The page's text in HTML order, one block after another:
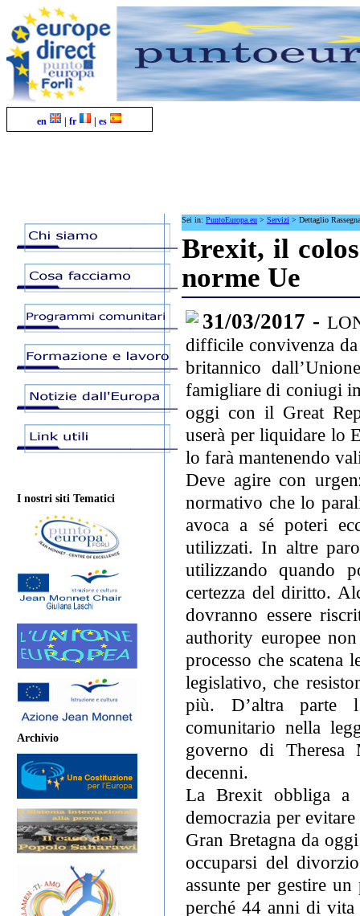
en | fr | es
I nostri siti Tematici
Archivio
Sei in: PuntoEuropa.eu > Servizi > Dettaglio
Brexit, il
norme Ue
31/03/2017 -
difficile convivenza da
britannico
famigliare di coniugi
oggi con il Great
userà per liquidare lo
lo farà mantenendo
Deve agire con
normativo che lo
avoca a sé poteri
utilizzati. In altre
utilizzando quando
certezza del diritto.
dovranno essere
authority europee
processo che scatena
legislativo, che
più. D’altra parte
comunitario nella
governo di Theresa
decenni.
La Brexit obbliga a
democrazia per
Gran Bretagna da
occuparsi del
assunte per gestire
perché 44 anni di